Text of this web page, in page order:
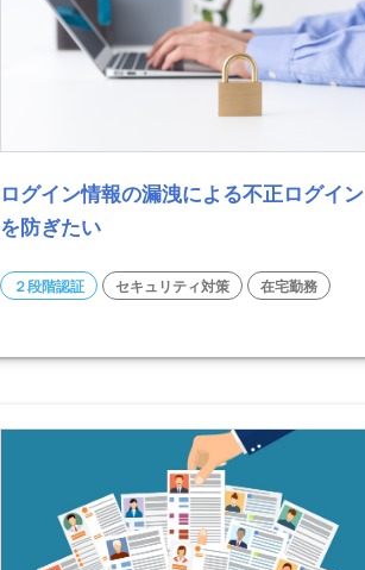
ログイン情報の漏洩による不正ログイン
を防ぎたい
２段階認証 セキュリティ対策 在宅勤務